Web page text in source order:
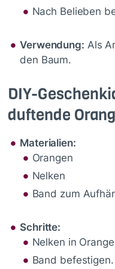
Nach Belieben
Verwendung: Als
den Baum.
DIY-
duftende
Materialien:
Orangen
Nelken
Band zum
Schritte:
Nelken in
Band befestigen.